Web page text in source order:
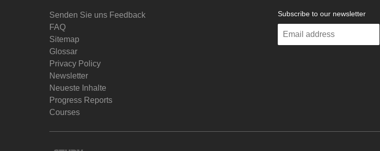
Senden Sie uns Feedback
FAQ
Sitemap
Glossar
Privacy Policy
Newsletter
Neueste Inhalte
Progress Reports
Courses
Subscribe to our newsletter
Enter